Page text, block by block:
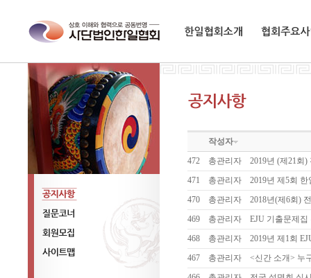
공지사항
질문코너
회원모집
작성자
472
총관리자
2019년 (제21회
471
총관리자
2019년 제5회
470
총관리자
2018년(제6회)
469
총관리자
EJU 기출문제
468
총관리자
2019년 제1회
467
총관리자
<신간 소개> 누